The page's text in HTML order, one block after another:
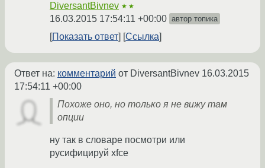
DiversantBivnev ★★
16.03.2015 17:54:11 +00:00 автор топика
Показать ответ Ссылка
Ответ на: комментарий от DiversantBivnev 16.03.2015
17:54:11 +00:00
Похоже оно, но только я не вижу там
опции
ну так в словаре посмотри или
русифицируй xfce